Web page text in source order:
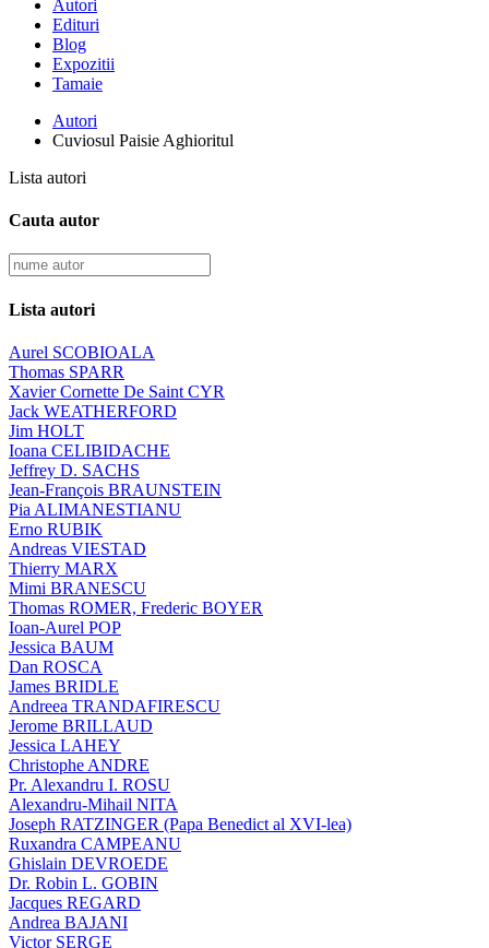
Autori
Edituri
Blog
Expozitii
Tamaie
Autori
Cuviosul Paisie Aghioritul
Lista autori
Cauta autor
Lista autori
Aurel SCOBIOALA
Thomas SPARR
Xavier Cornette De Saint CYR
Jack WEATHERFORD
Jim HOLT
Ioana CELIBIDACHE
Jeffrey D. SACHS
Jean-François BRAUNSTEIN
Pia ALIMANESTIANU
Erno RUBIK
Andreas VIESTAD
Thierry MARX
Mimi BRANESCU
Thomas ROMER, Frederic BOYER
Ioan-Aurel POP
Jessica BAUM
Dan ROSCA
James BRIDLE
Andreea TRANDAFIRESCU
Jerome BRILLAUD
Jessica LAHEY
Christophe ANDRE
Pr. Alexandru I. ROSU
Alexandru-Mihail NITA
Joseph RATZINGER (Papa Benedict al XVI-lea)
Ruxandra CAMPEANU
Ghislain DEVROEDE
Dr. Robin L. GOBIN
Jacques REGARD
Andrea BAJANI
Victor SERGE